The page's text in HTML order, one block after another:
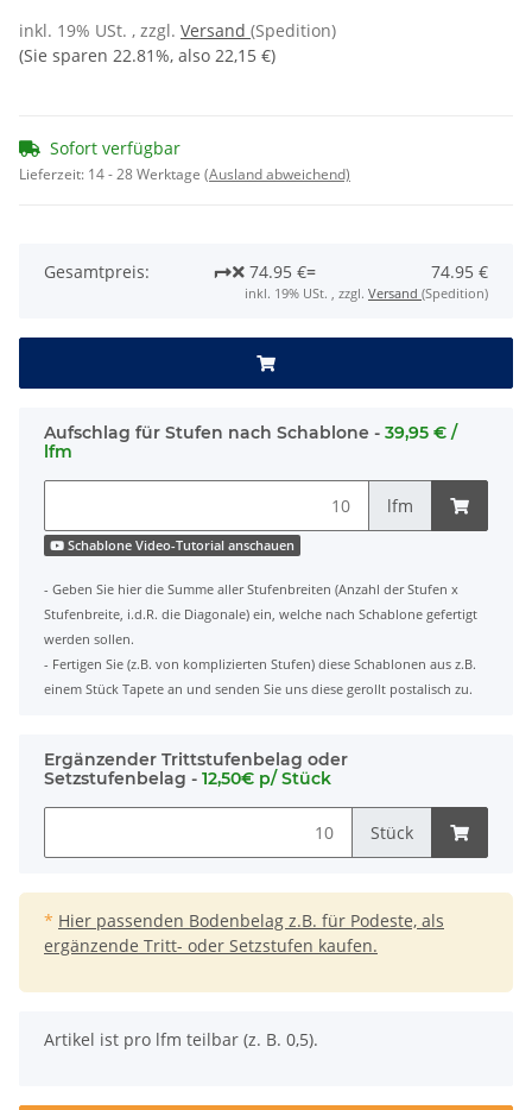
inkl. 19% USt. , zzgl. Versand (Spedition)
(Sie sparen 22.81%, also 22,15 €)
Sofort verfügbar
Lieferzeit: 14 - 28 Werktage (Ausland abweichend)
Gesamtpreis: 74.95 €= 74.95 €
inkl. 19% USt. , zzgl. Versand (Spedition)
Aufschlag für Stufen nach Schablone - 39,95 € /
lfm
lfm
Schablone Video-Tutorial anschauen
- Geben Sie hier die Summe aller Stufenbreiten (Anzahl der Stufen x
Stufenbreite, i.d.R. die Diagonale) ein, welche nach Schablone gefertigt
werden sollen.
- Fertigen Sie (z.B. von komplizierten Stufen) diese Schablonen aus z.B.
einem Stück Tapete an und senden Sie uns diese gerollt postalisch zu.
Ergänzender Trittstufenbelag oder
Setzstufenbelag - 12,50€ p/ Stück
Stück
* Hier passenden Bodenbelag z.B. für Podeste, als
ergänzende Tritt- oder Setzstufen kaufen.
x
Artikel ist pro lfm teilbar (z. B. 0,5).